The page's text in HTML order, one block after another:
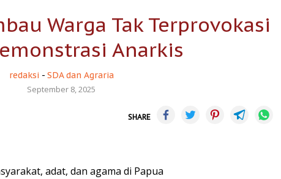
Warga Tak Terprovokasi
Anarkis
redaksi - SDA dan Agraria
September 8, 2025
SHARE
adat, dan agama di Papua